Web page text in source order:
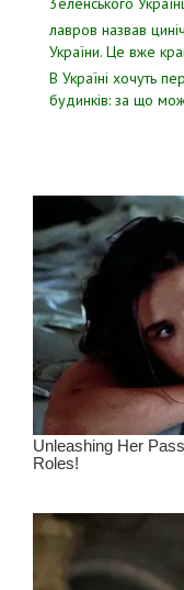
лавров нaзвав
Укpаїни. Цe вже
В Україні хочуть
будинків: за що